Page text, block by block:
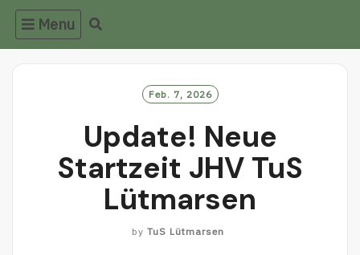
Menu
Feb. 7, 2026
Update! Neue
Startzeit JHV TuS
Lütmarsen
by TuS Lütmarsen